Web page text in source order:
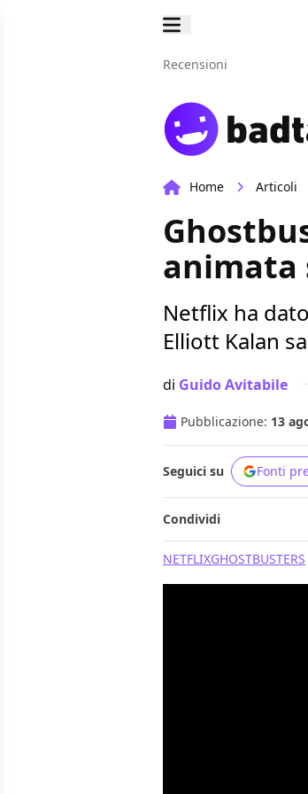
Recensioni
Home Articoli
animata
Netflix ha
Elliott Kalan
di Guido Avitabile
Pubblicazione: 13
Seguici su Fonti
Condividi
NETFLIXGHOSTBUSTERS